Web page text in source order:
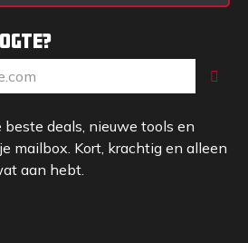
deals, nieuwe tools en
mailbox. Kort, krachtig en alleen
aan hebt.